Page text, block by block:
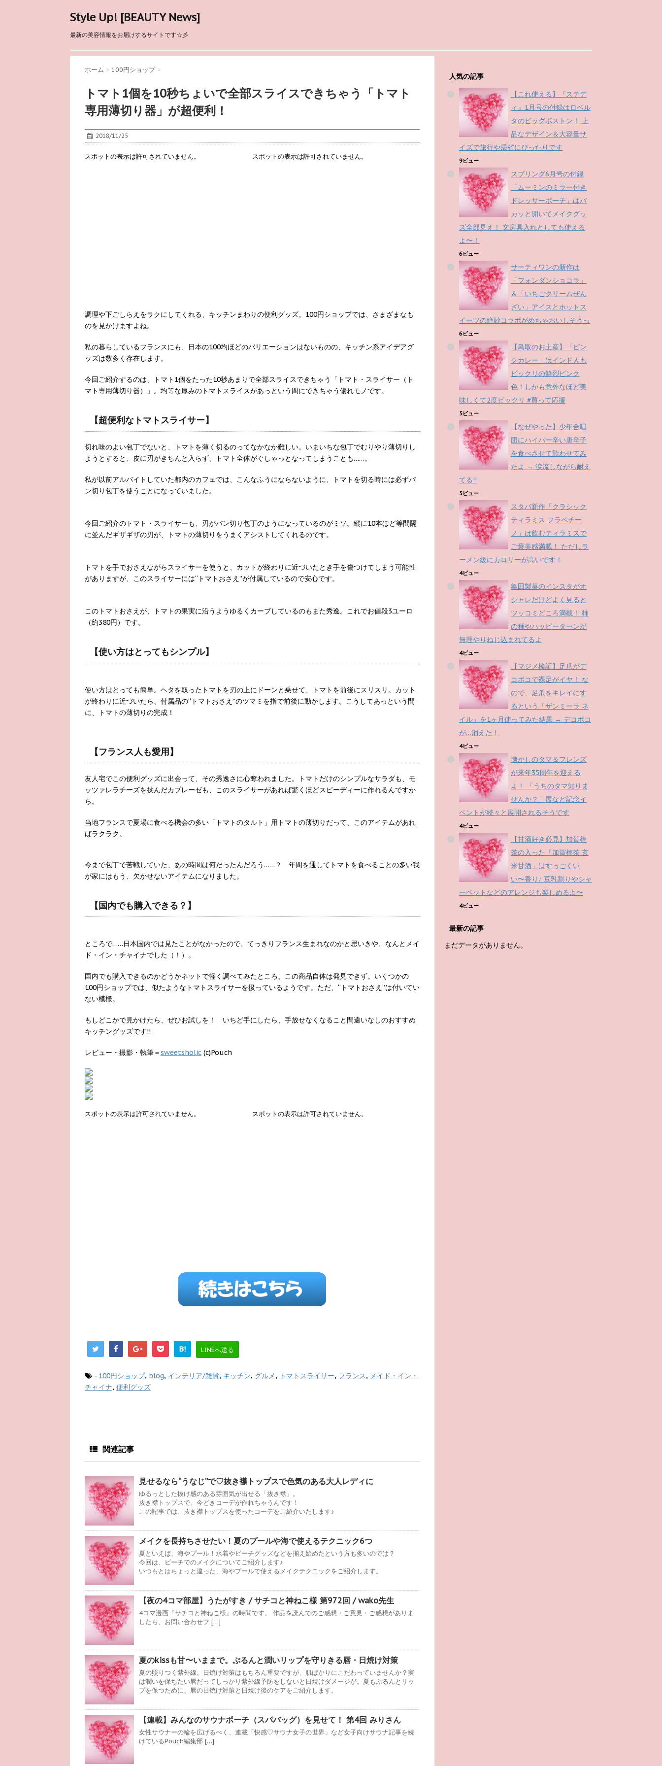
Style Up! [BEAUTY News]
最新の美容情報をお届けするサイトです☆彡
ホーム > 100円ショップ >
トマト1個を10秒ちょいで全部スライスできちゃう「トマト
専用薄切り器」が超便利！
2018/11/25
調理や下ごしらえをラクにしてくれる、キッチンまわりの便利グッズ。100円ショップでは、さまざまなも
のを見かけますよね。
私の暮らしているフランスにも、日本の100均ほどのバリエーションはないものの、キッチン系アイデアグ
ッズは数多く存在します。
今回ご紹介するのは、トマト1個をたった10秒あまりで全部スライスできちゃう「トマト・スライサー（ト
マト専用薄切り器）」。均等な厚みのトマトスライスがあっという間にできちゃう優れモノです。
【超便利なトマトスライサー】
切れ味のよい包丁でないと、トマトを薄く切るのってなかなか難しい。いまいちな包丁でむりやり薄切りし
ようとすると、皮に刃がきちんと入らず、トマト全体がぐしゃっとなってしまうことも……。
私が以前アルバイトしていた都内のカフェでは、こんなふうにならないように、トマトを切る時には必ずパ
ン切り包丁を使うことになっていました。
今回ご紹介のトマト・スライサーも、刃がパン切り包丁のようになっているのがミソ。縦に10本ほど等間隔
に並んだギザギザの刃が、トマトの薄切りをうまくアシストしてくれるのです。
トマトを手でおさえながらスライサーを使うと、カットが終わりに近づいたとき手を傷つけてしまう可能性
がありますが、このスライサーには“トマトおさえ”が付属しているので安心です。
このトマトおさえが、トマトの果実に沿うようゆるくカーブしているのもまた秀逸。これでお値段3ユーロ
（約380円）です。
【使い方はとってもシンプル】
使い方はとっても簡単。ヘタを取ったトマトを刃の上にドーンと乗せて、トマトを前後にスリスリ。カット
が終わりに近づいたら、付属品の“トマトおさえ”のツマミを指で前後に動かします。こうしてあっという間
に、トマトの薄切りの完成！
【フランス人も愛用】
友人宅でこの便利グッズに出会って、その秀逸さに心奪われました。トマトだけのシンプルなサラダも、モ
ッツァレラチーズを挟んだカプレーゼも、このスライサーがあれば驚くほどスピーディーに作れるんですか
ら。
当地フランスで夏場に食べる機会の多い「トマトのタルト」用トマトの薄切りだって、このアイテムがあれ
ばラクラク。
今まで包丁で苦戦していた、あの時間は何だったんだろう……？ 年間を通してトマトを食べることの多い我
が家にはもう、欠かせないアイテムになりました。
【国内でも購入できる？】
ところで……日本国内では見たことがなかったので、てっきりフランス生まれなのかと思いきや、なんとメイ
ド・イン・チャイナでした（！）。
国内でも購入できるのかどうかネットで軽く調べてみたところ、この商品自体は発見できず。いくつかの
100円ショップでは、似たようなトマトスライサーを扱っているようです。ただ、“トマトおさえ”は付いてい
ない模様。
もしどこかで見かけたら、ぜひお試しを！ いちど手にしたら、手放せなくなること間違いなしのおすすめ
キッチングッズです!!
レビュー・撮影・執筆＝sweetsholic (c)Pouch
B! LINEへ送る
- 100円ショップ, blog, インテリア/雑貨, キッチン, グルメ , トマトスライサー, フランス, メイド・イン・
チャイナ, 便利グッズ
関連記事
見せるなら“うなじ”で♡抜き襟トップスで色気のある大人レディに
ゆるっとした抜け感のある雰囲気が出せる「抜き襟」。
抜き襟トップスで、今どきコーデが作れちゃうんです！
この記事では、抜き襟トップスを使ったコーデをご紹介いたします♪
メイクを長持ちさせたい！夏のプールや海で使えるテクニック6つ
夏といえば、海やプール！水着やビーチグッズなどを揃え始めたという方も多いのでは？
今回は、ビーチでのメイクについてご紹介します♪
いつもとはちょっと違った、海やプールで使えるメイクテクニックをご紹介します。
【夜の4コマ部屋】うたがすき / サチコと神ねこ様 第972回 / wako先生
4コマ漫画『サチコと神ねこ様』の時間です。 作品を読んでのご感想・ご意見・ご感想がありま
したら、お問い合わせフ […]
夏のkissも甘〜いままで。ぷるんと潤いリップを守りきる唇・日焼け対策
夏の照りつく紫外線。日焼け対策はもちろん重要ですが、肌ばかりにこだわっていませんか？実
は潤いを保ちたい唇だってしっかり紫外線予防をしないと日焼けダメージが。夏もぷるんとリッ
プを保つために、唇の日焼け対策と日焼け後のケアをご紹介します。
【連載】みんなのサウナポーチ（スパバッグ）を見せて！ 第4回 みりさん
女性サウナーの輪を広げるべく、連載「快感♡サウナ女子の世界」など女子向けサウナ記事を続
けているPouch編集部 […]
人気の記事
【これ使える】『ステデ
ィ』1月号の付録はロベル
タのビッグボストン！ 上
品なデザイン＆大容量サ
イズで旅行や帰省にぴったりです
9ビュー
スプリング6月号の付録
「ムーミンのミラー付き
ドレッサーポーチ」はパ
カッと開いてメイクグッ
ズ全部見え！ 文房具入れとしても使える
よ〜！
6ビュー
サーティワンの新作は
「フォンダンショコラ」
＆「いちごクリームぜん
ざい」アイスとホットス
イーツの絶妙コラボがめちゃおいしそうっ
6ビュー
【鳥取のお土産】「ピン
クカレー」はインド人も
ビックリの鮮烈ピンク
色！しかも意外なほど美
味しくて2度ビックリ #買って応援
5ビュー
【なぜやった】少年合唱
団にハイパー辛い唐辛子
を食べさせて歌わせてみ
たよ → 涙流しながら耐え
てる!!
5ビュー
スタバ新作「クラシック
ティラミス フラペチー
ノ」は飲むティラミスで
ご褒美感満載！ ただしラ
ーメン級にカロリーが高いです！
4ビュー
亀田製菓のインスタがオ
シャレだけどよく見ると
ツッコミどころ満載！ 柿
の種やハッピーターンが
無理やりねじ込まれてるよ
4ビュー
【マジメ検証】足爪がデ
コボコで裸足がイヤ！ な
ので、足爪をキレイにす
るという「ザンミーラ ネ
イル」を1ヶ月使ってみた結果 → デコボコ
が…消えた！
4ビュー
懐かしのタマ＆フレンズ
が来年35周年を迎える
よ！ 「うちのタマ知りま
せんか？」展など記念イ
ベントが続々と展開されるそうです
4ビュー
【甘酒好き必見】加賀棒
茶の入った「加賀棒茶 玄
米甘酒」はすっごくい
い〜香り♪ 豆乳割りやシャ
ーベットなどのアレンジも楽しめるよ〜
4ビュー
最新の記事
まだデータがありません。